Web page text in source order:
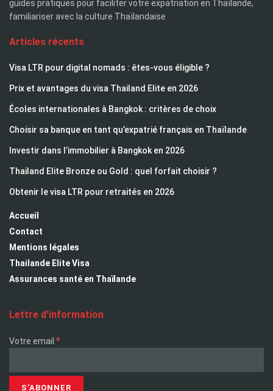
guides pratiques pour faciliter votre expatriation en Thaïlande,
familiariser avec la culture Thaïlandaise
Articles récents
Visa LTR pour digital nomads : êtes-vous éligible ?
Prix et avantages du visa Thailand Elite en 2026
Écoles internationales à Bangkok : critères de choix
Choisir sa banque en tant qu’expatrié français en Thaïlande
Investir dans l’immobilier à Bangkok en 2026
Thailand Elite Bronze ou Gold : quel forfait choisir ?
Obtenir le visa LTR pour retraités en 2026
Accueil
Contact
Mentions légales
Thailande Elite Visa
Assurances santé en Thaïlande
Lettre d’information
Votre email *